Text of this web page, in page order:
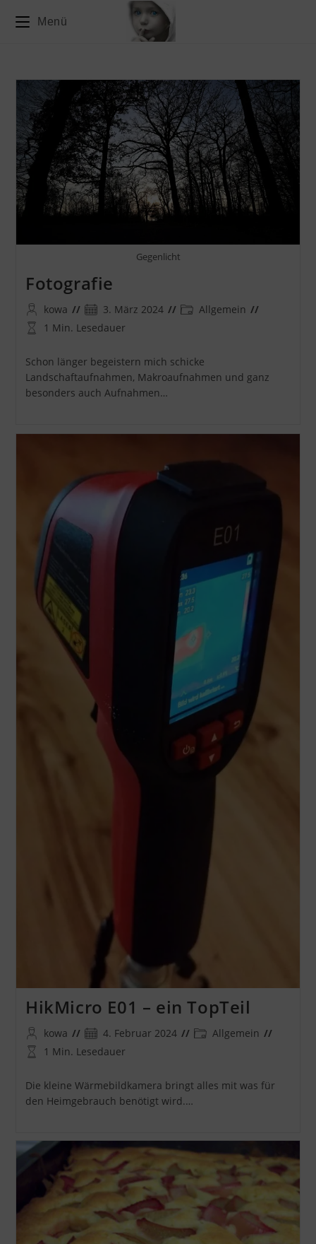
Inhalt
Menü
Gegenlicht
Fotografie
Beitrags-
Autor:
kowa
Beitrag
veröffentlicht:
3. März 2024
Beitrags-
Allgemein
Lesedauer:
1 Min. Lesedauer
Schon länger begeistern mich schicke
Landschaftaufnahmen, Makroaufnahmen und ganz
besonders auch Aufnahmen…
HikMicro E01 – ein TopTeil
Beitrags-
Autor:
kowa
Beitrag
veröffentlicht:
4. Februar 2024
Beitrags-
Allgemein
Lesedauer:
1 Min. Lesedauer
Die kleine Wärmebildkamera bringt alles mit was für
den Heimgebrauch benötigt wird.…